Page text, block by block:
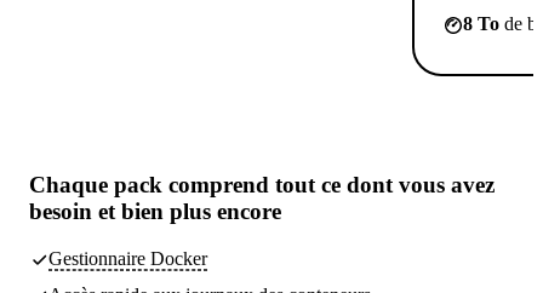
8 To de
Chaque pack comprend tout ce dont vous avez
besoin et bien plus encore
Gestionnaire Docker